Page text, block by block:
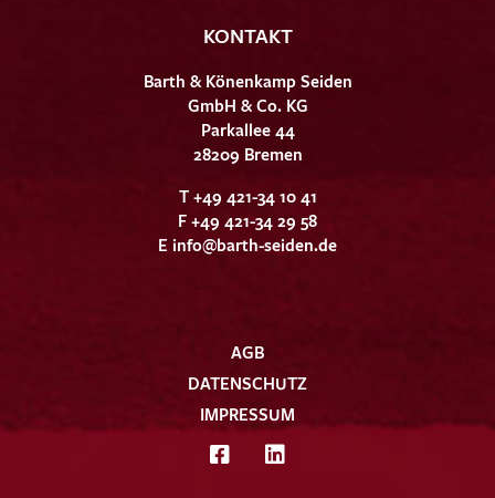
KONTAKT
Barth & Könenkamp Seiden
GmbH & Co. KG
Parkallee 44
28209 Bremen
T +49 421-34 10 41
F +49 421-34 29 58
E info@barth-seiden.de
AGB
DATENSCHUTZ
IMPRESSUM